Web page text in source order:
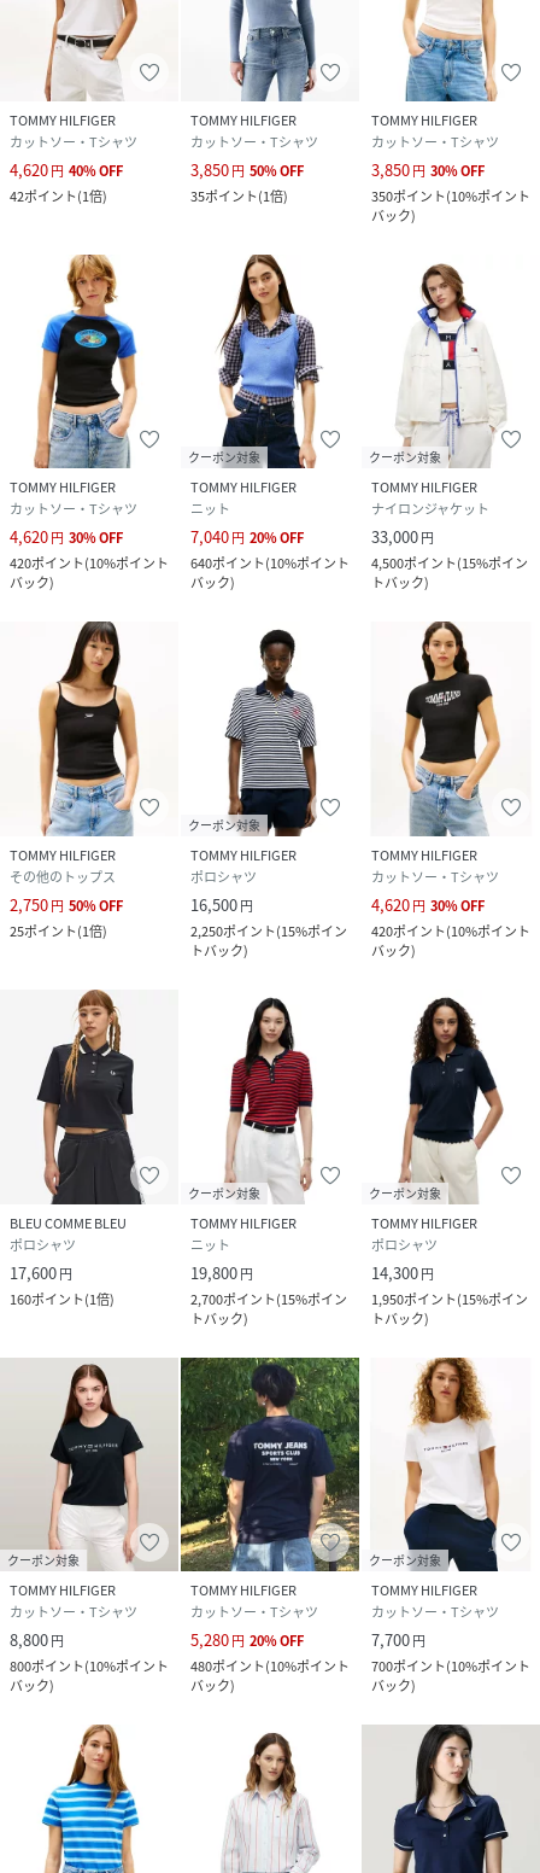
TOMMY HILFIGER
カットソー・Tシャツ
4,620円 40%OFF
42ポイント(1倍)
TOMMY HILFIGER
カットソー・Tシャツ
3,850円 50%OFF
35ポイント(1倍)
TOMMY HILFIGER
カットソー・Tシャツ
3,850円 30%OFF
350ポイント(10%ポイント
バック)
TOMMY HILFIGER
カットソー・Tシャツ
4,620円 30%OFF
420ポイント(10%ポイント
バック)
クーポン対象
TOMMY HILFIGER
ニット
7,040円 20%OFF
640ポイント(10%ポイント
バック)
クーポン対象
TOMMY HILFIGER
ナイロンジャケット
33,000円
4,500ポイント(15%ポイン
トバック)
TOMMY HILFIGER
その他のトップス
2,750円 50%OFF
25ポイント(1倍)
クーポン対象
TOMMY HILFIGER
ポロシャツ
16,500円
2,250ポイント(15%ポイン
トバック)
TOMMY HILFIGER
カットソー・Tシャツ
4,620円 30%OFF
420ポイント(10%ポイント
バック)
BLEU COMME BLEU
ポロシャツ
17,600円
160ポイント(1倍)
クーポン対象
TOMMY HILFIGER
ニット
19,800円
2,700ポイント(15%ポイン
トバック)
クーポン対象
TOMMY HILFIGER
ポロシャツ
14,300円
1,950ポイント(15%ポイン
トバック)
クーポン対象
TOMMY HILFIGER
カットソー・Tシャツ
8,800円
800ポイント(10%ポイント
バック)
TOMMY HILFIGER
カットソー・Tシャツ
5,280円 20%OFF
480ポイント(10%ポイント
バック)
クーポン対象
TOMMY HILFIGER
カットソー・Tシャツ
7,700円
700ポイント(10%ポイント
バック)